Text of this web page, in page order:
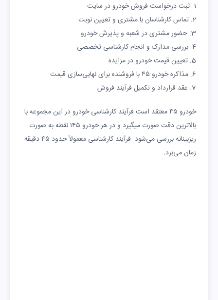
1. ثبت درخواست فروش خودرو در سایت
2. تماس کارشناسان با مشتری و تعیین نوبت
3. حضور مشتری در شعبه و پذیرش خودرو
4. بررسی مدارک و انجام کارشناسی تخصصی
5. تعیین قیمت خودرو در مزایده
6. مذاکره خودرو ۴۵ با فروشنده برای نهایی‌سازی قیمت
7. عقد قرارداد و تکمیل فرآیند فروش
خودرو ۴۵ معتقد است فرآیند کارشناسی خودرو در این مجموعه با
بالاترین دقت صورت میگیرد و در هر خودرو ۱۴۵ نقطه به صورت
ریزبینانه بررسی می‌شود. فرآیند کارشناسی معمولاً حدود ۴۵ دقیقه
زمان می‌برد.